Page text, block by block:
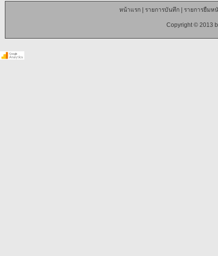
หน้าแรก| รายการบันทึก| รายการยืมห
Copyright © 2013